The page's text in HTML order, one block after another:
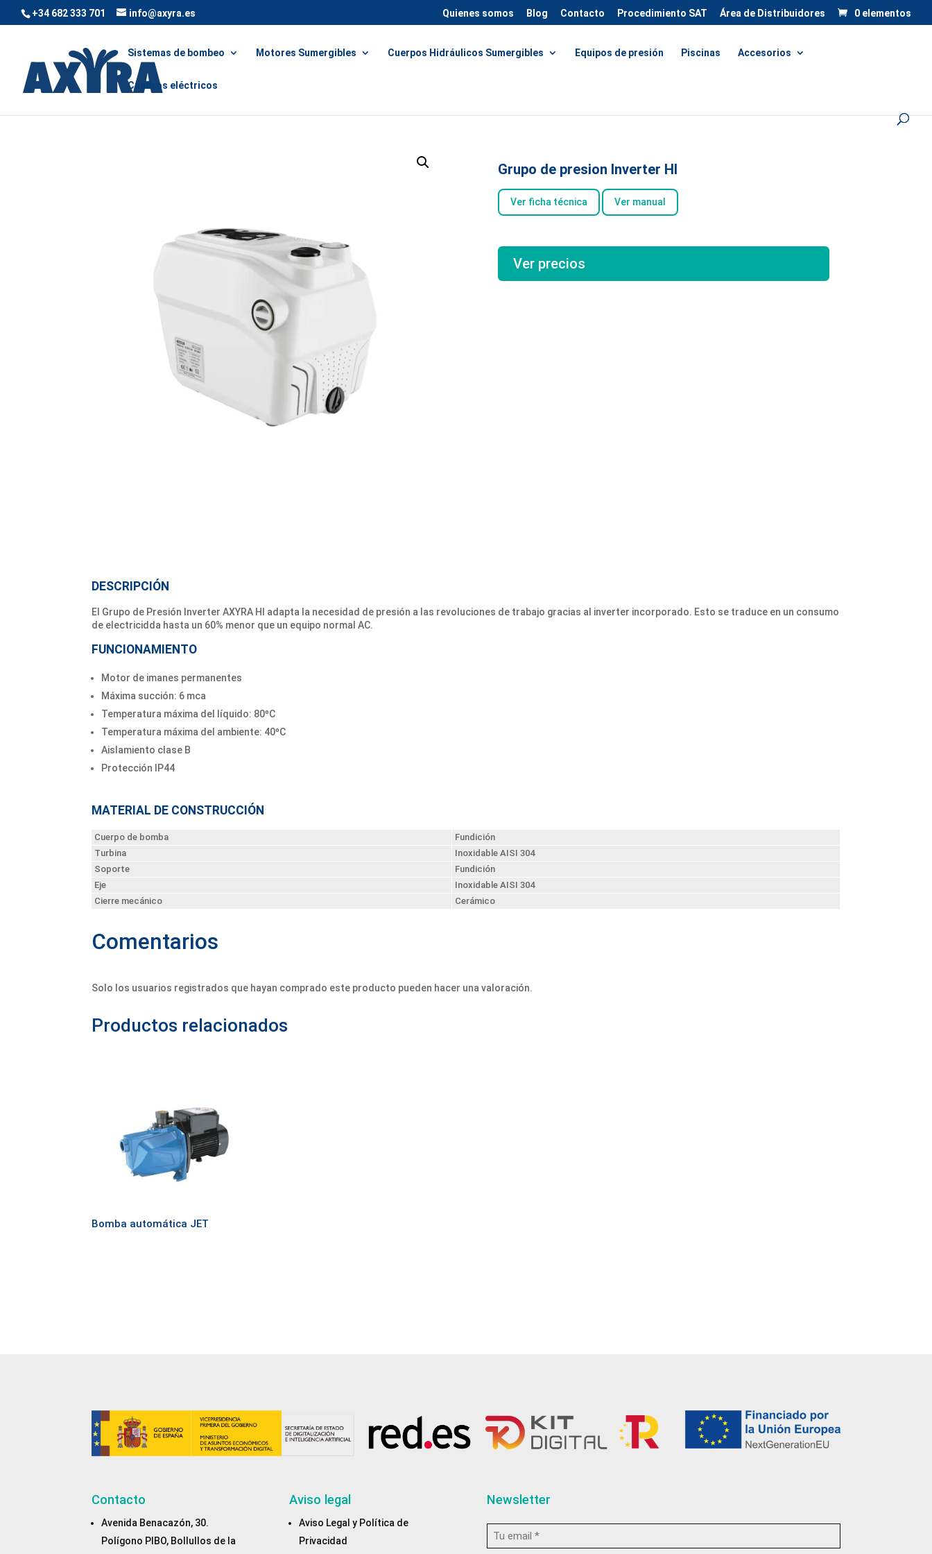
+34 682 333 701 info@axyra.es Quienes somos Blog Contacto Procedimiento SAT Área de Distribuidores 0 elementos
Sistemas de bombeo Motores Sumergibles Cuerpos Hidráulicos Sumergibles Equipos de presión Piscinas Accesorios
Cuadros eléctricos
Grupo de presion Inverter HI
Ver ficha técnica Ver manual
Ver precios
DESCRIPCIÓN
El Grupo de Presión Inverter AXYRA HI adapta la necesidad de presión a las revoluciones de trabajo gracias al inverter incorporado. Esto se traduce en un consumo
de electricidda hasta un 60% menor que un equipo normal AC.
FUNCIONAMIENTO
Motor de imanes permanentes
Máxima succión: 6 mca
Temperatura máxima del líquido: 80ºC
Temperatura máxima del ambiente: 40ºC
Aislamiento clase B
Protección IP44
MATERIAL DE CONSTRUCCIÓN
Cuerpo de bomba
Fundición
Turbina
Inoxidable AISI 304
Soporte
Fundición
Eje
Inoxidable AISI 304
Cierre mecánico
Cerámico
Comentarios
Solo los usuarios registrados que hayan comprado este producto pueden hacer una valoración.
Productos relacionados
Bomba automática JET
Contacto
Avenida Benacazón, 30.
Polígono PIBO, Bollullos de la
Aviso legal
Aviso Legal y Política de
Privacidad
Newsletter
Email
*